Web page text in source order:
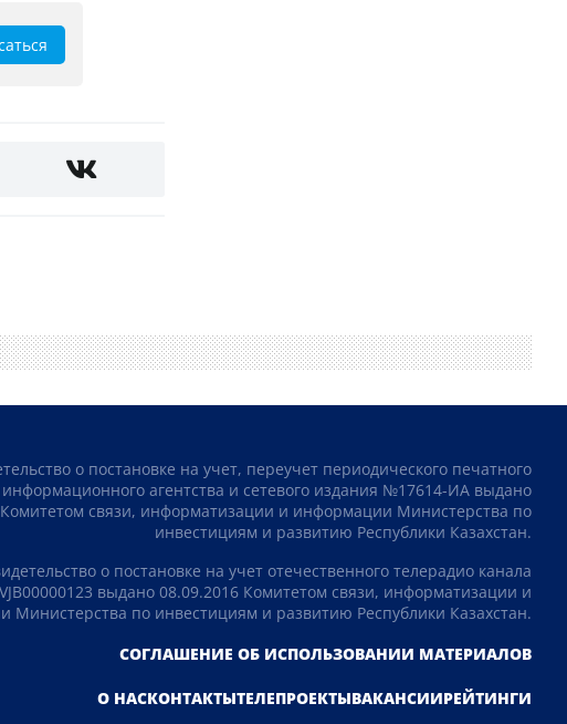
о постановке на учет, переучет периодического печатного
агентства и сетевого издания №17614-ИА выдано
Комитетом связи, информатизации и информации Министерства по
инвестициям и развитию Республики Казахстан.
о постановке на учет отечественного телерадио канала
выдано 08.09.2016 Комитетом связи, информатизации и
Министерства по инвестициям и развитию Республики Казахстан.
СОГЛАШЕНИЕ ОБ ИСПОЛЬЗОВАНИИ МАТЕРИАЛОВ
О НАСКОНТАКТЫТЕЛЕПРОЕКТЫВАКАНСИИРЕЙТИНГИ